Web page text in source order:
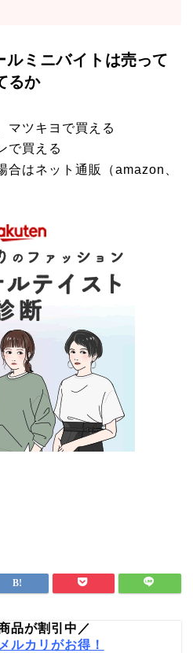
ルミニバイト は売って
るか
マツキヨで買える
で買える
合はネット通販（amazon、
品が割引中／
ルカリがお得！